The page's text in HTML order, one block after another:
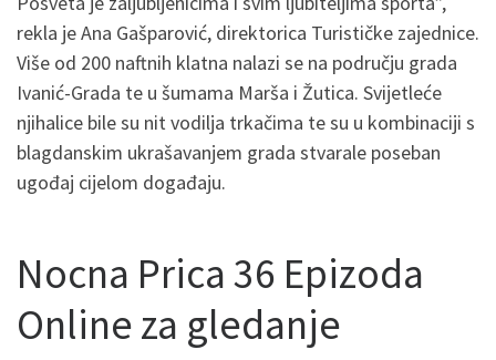
rekla je Ana Gašparović, direktorica Turističke zajednice.
Više od 200 naftnih klatna nalazi se na području grada
Ivanić-Grada te u šumama Marša i Žutica. Svijetleće
njihalice bile su nit vodilja trkačima te su u kombinaciji s
blagdanskim ukrašavanjem grada stvarale poseban
ugođaj cijelom događaju.
Nocna Prica 36 Epizoda
Online za gledanje